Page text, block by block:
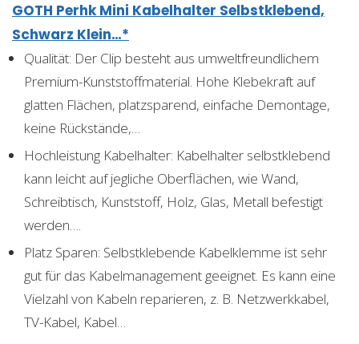
GOTH Perhk Mini Kabelhalter Selbstklebend,
Schwarz Klein…*
Qualität: Der Clip besteht aus umweltfreundlichem
Premium-Kunststoffmaterial. Hohe Klebekraft auf
glatten Flächen, platzsparend, einfache Demontage,
keine Rückstände,…
Hochleistung Kabelhalter: Kabelhalter selbstklebend
kann leicht auf jegliche Oberflächen, wie Wand,
Schreibtisch, Kunststoff, Holz, Glas, Metall befestigt
werden….
Platz Sparen: Selbstklebende Kabelklemme ist sehr
gut für das Kabelmanagement geeignet. Es kann eine
Vielzahl von Kabeln reparieren, z. B. Netzwerkkabel,
TV-Kabel, Kabel…